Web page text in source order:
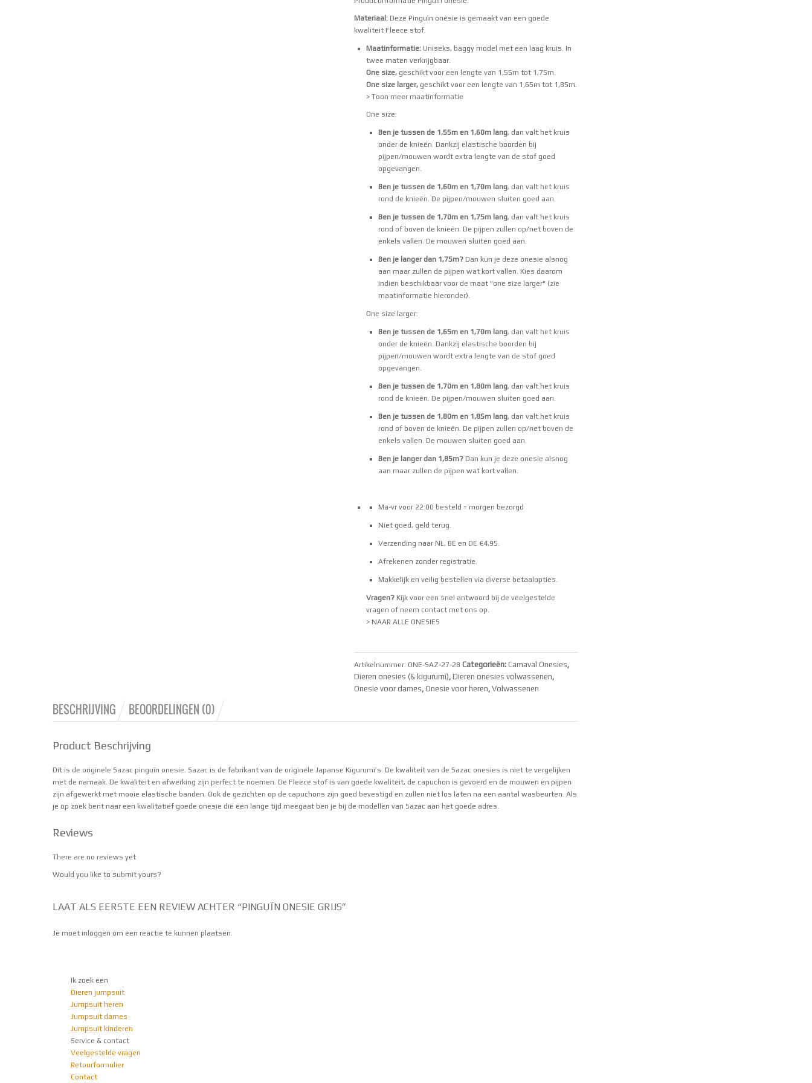
Materiaal:Deze Pinguïn onesie is gemaakt van een goede
kwaliteit Fleece stof.
Maatinformatie:Uniseks, baggy model met een laag kruis. In
twee maten verkrijgbaar.
One size,geschikt voor een lengte van 1,55m tot 1,75m.
One size larger,geschikt voor een lengte van 1,65m tot 1,85m.
> Toon meer maatinformatie
One size:
Ben je tussen de 1,55m en 1,60m lang, dan valt het kruis
onder de knieën. Dankzij elastische boorden bij
pijpen/mouwen wordt extra lengte van de stof goed
opgevangen.
Ben je tussen de 1,60m en 1,70m lang, dan valt het kruis
rond de knieën. De pijpen/mouwen sluiten goed aan.
Ben je tussen de 1,70m en 1,75m lang, dan valt het kruis
rond of boven de knieën. De pijpen zullen op/net boven de
enkels vallen. De mouwen sluiten goed aan.
Ben je langer dan 1,75m?Dan kun je deze onesie alsnog
aan maar zullen de pijpen wat kort vallen. Kies daarom
indien beschikbaar voor de maat "one size larger" (zie
maatinformatie hieronder).
One size larger:
Ben je tussen de 1,65m en 1,70m lang, dan valt het kruis
onder de knieën. Dankzij elastische boorden bij
pijpen/mouwen wordt extra lengte van de stof goed
opgevangen.
Ben je tussen de 1,70m en 1,80m lang, dan valt het kruis
rond de knieën. De pijpen/mouwen sluiten goed aan.
Ben je tussen de 1,80m en 1,85m lang, dan valt het kruis
rond of boven de knieën. De pijpen zullen op/net boven de
enkels vallen. De mouwen sluiten goed aan.
Ben je langer dan 1,85m?Dan kun je deze onesie alsnog
aan maar zullen de pijpen wat kort vallen.
Ma-vr voor 22:00 besteld = morgen bezorgd
Niet goed, geld terug.
Verzending naar NL, BE en DE €4,95.
Afrekenen zonder registratie.
Makkelijk en veilig bestellen via diverse betaalopties
Vragen?Kijk voor een snel antwoord bij de veelgestelde
vragen of neem contactmet ons op.
> NAAR ALLE ONESIES
Artikelnummer: ONE-SAZ-27-28 Categorieën: Carnaval Onesies,
Dieren onesies (& kigurumi), Dieren onesies volwassenen,
Onesie voor dames, Onesie voor heren, Volwassenen
BESCHRIJVING BEOORDELINGEN (0)
Product Beschrijving
Dit is de originele Sazac pinguïn onesie. Sazac is de fabrikant van de originele Japanse Kigurumi’s. De kwaliteit van de Sazac onesies is niet te vergelijken
met de namaak. De kwaliteit en afwerking zijn perfect te noemen. De Fleece stof is van goede kwaliteit, de capuchon is gevoerd en de mouwen en pijpen
zijn afgewerkt met mooie elastische banden. Ook de gezichten op de capuchons zijn goed bevestigd en zullen niet los laten na een aantal wasbeurten. Als
je op zoek bent naar een kwalitatief goede onesie die een lange tijd meegaat ben je bij de modellen van Sazac aan het goede adres.
Reviews
There are no reviews yet
Would you like to submit yours?
LAAT ALS EERSTE EEN REVIEW ACHTER “PINGUÏN ONESIE GRIJS”
Je moet inloggen om een reactie te kunnen plaatsen.
Ik zoek een
Dieren jumpsuit
Jumpsuit heren
Jumpsuit dames
Jumpsuit kinderen
Service & contact
Veelgestelde vragen
Retourformulier
Contact